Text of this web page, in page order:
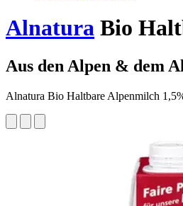
Alnatura Bio
Aus den Alpen & dem
Alnatura Bio Haltbare Alpenmilch